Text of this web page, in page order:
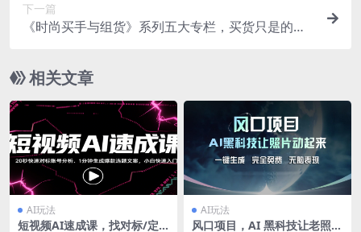
下一篇
《时尚买手与组货》系列五大专栏，买货只是的‬个
相关文章
AI玩法
短视频AI速成课，找对标/定
AI玩法
风口项目，AI 黑科技让老照片